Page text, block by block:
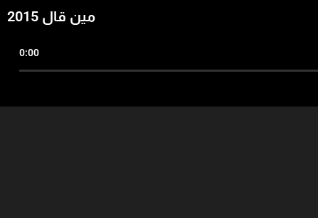
0:00
مين قال 2015